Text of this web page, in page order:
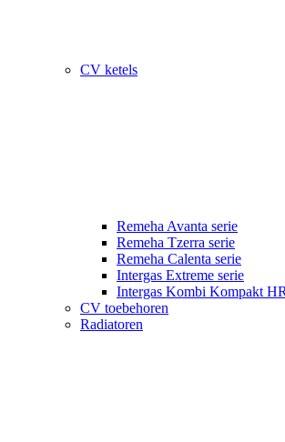
CV ketels
Remeha Avanta serie
Remeha Tzerra serie
Remeha Calenta serie
Intergas Extreme serie
Intergas Kombi Kompakt
CV toebehoren
Radiatoren